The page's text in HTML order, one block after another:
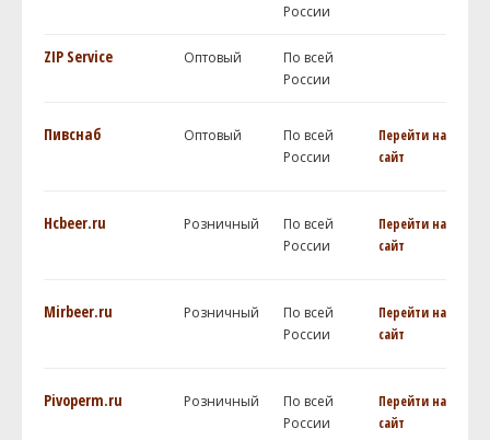
России
ZIP Service Оптовый
По всей
России
Пивснаб Оптовый
По всей
России
Перейти на
сайт
Hcbeer.ru Розничный
По всей
России
Перейти на
сайт
Mirbeer.ru Розничный
По всей
России
Перейти на
сайт
Pivoperm.ru Розничный
По всей
России
Перейти на
сайт